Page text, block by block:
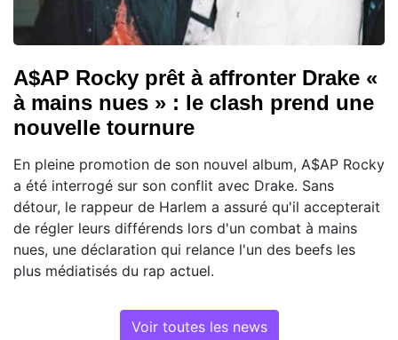
A$AP Rocky prêt à affronter Drake «
à mains nues » : le clash prend une
nouvelle tournure
En pleine promotion de son nouvel album, A$AP Rocky
a été interrogé sur son conflit avec Drake. Sans
détour, le rappeur de Harlem a assuré qu'il accepterait
de régler leurs différends lors d'un combat à mains
nues, une déclaration qui relance l'un des beefs les
plus médiatisés du rap actuel.
Voir toutes les news